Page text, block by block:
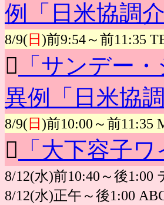
例「日米協調
8/9(日 )前9:54～前11:35
 「サンデー
異例「日米協
8/9(日 )前10:00～前11:35
 「大下容子
8/12(水)前10:40～後1:00
8/12(水)正午～後1:00